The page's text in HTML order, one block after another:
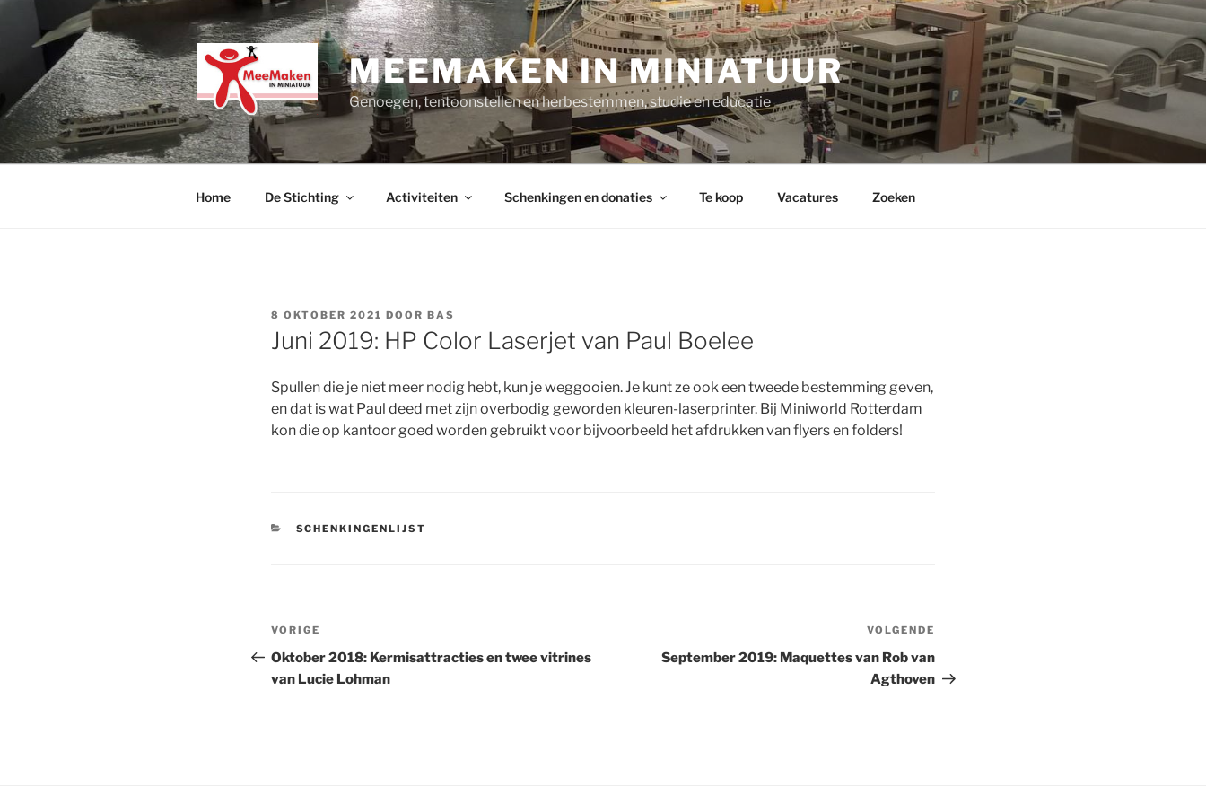
inhoud
MEEMAKEN IN MINIATUUR
Genoegen, tentoonstellen en herbestemmen, studie en educatie
Home De Stichting Activiteiten Schenkingen en donaties Te koop Vacatures Zoeken
GEPLAATST
OP
8 OKTOBER 2021 DOOR BAS
Juni 2019: HP Color Laserjet van Paul Boelee
Spullen die je niet meer nodig hebt, kun je weggooien. Je kunt ze ook een tweede bestemming geven,
en dat is wat Paul deed met zijn overbodig geworden kleuren-laserprinter. Bij Miniworld Rotterdam
kon die op kantoor goed worden gebruikt voor bijvoorbeeld het afdrukken van flyers en folders!
CATEGORIEËN
SCHENKINGENLIJST
Bericht
navigatie
Vorig
bericht
VORIGE
Oktober 2018: Kermisattracties en twee vitrines
van Lucie Lohman
bericht
VOLGENDE
September 2019: Maquettes van Rob van
Agthoven